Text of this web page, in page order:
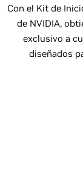
Con el Kit de
de NVIDIA,
exclusivo a
diseñados